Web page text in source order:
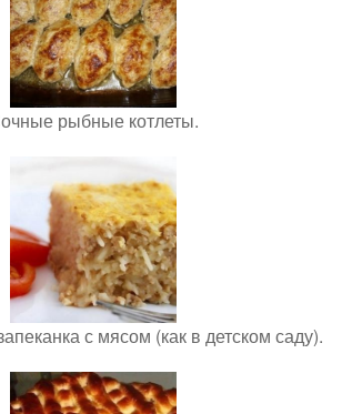
рыбные котлеты.
с мясом (как в детском саду).